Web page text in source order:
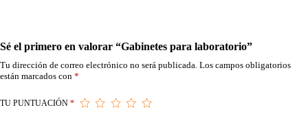
Sé el primero en valorar “Gabinetes para laboratorio”
Tu dirección de correo electrónico no será publicada. Los campos obligatorios
están marcados con *
TU PUNTUACIÓN *